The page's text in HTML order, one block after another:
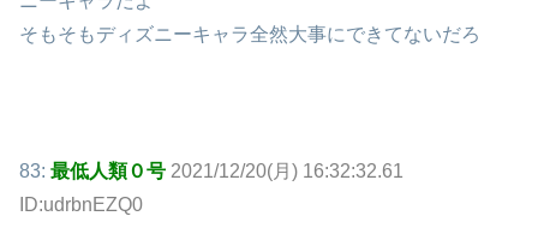
そもそもディズニーキャラ全然大事にできてないだろ
83: 最低人類０号 2021/12/20(月) 16:32:32.61
ID:udrbnEZQ0